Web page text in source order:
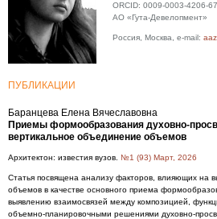
ORCID: 0009-0003-4206-
АО «Гута-Девелопмент»
Россия, Москва, e-mail:
ПУБЛИКАЦИИ
Баранцева Елена Вячеславовна
Приемы формообразования духовно-
вертикальное объединение объемов
Архитектон: известия вузов. №1 (93) Март, 2026
Статья посвящена анализу факторов, влияющих на
объемов в качестве основного приема
выявлению взаимосвязей между композицией,
объемно-планировочными решениями духовно-